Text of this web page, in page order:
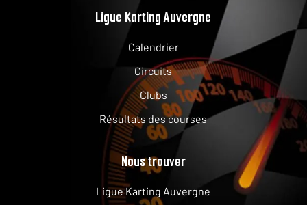
Ligue Karting Auvergne
Calendrier
Circuits
Clubs
Résultats des courses
Nous trouver
Ligue Karting Auvergne